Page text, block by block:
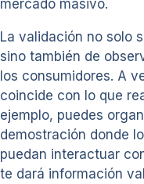
mercado masivo.
La validación no solo
sino también de
los consumidores. A
coincide con lo que
ejemplo, puedes
demostración donde
puedan interactuar
te dará información